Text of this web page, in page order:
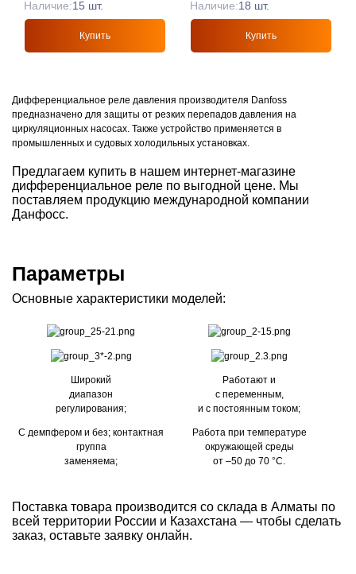
Наличие:15 шт.
Купить
Наличие:18 шт.
Купить
Дифференциальное реле давления производителя Danfoss
предназначено для защиты от резких перепадов давления на
циркуляционных насосах. Также устройство применяется в
промышленных и судовых холодильных установках.
Предлагаем купить в нашем интернет-магазине
дифференциальное реле по выгодной цене. Мы
поставляем продукцию международной компании
Данфосс.
Параметры
Основные характеристики моделей:
Широкий
диапазон
регулирования;
Работают и
с переменным,
и с постоянным током;
С демпфером и без; контактная
группа
заменяема;
Работа при температуре
окружающей среды
от –50 до 70 °С.
Поставка товара производится со склада в Алматы по
всей территории России и Казахстана — чтобы сделать
заказ, оставьте заявку онлайн.